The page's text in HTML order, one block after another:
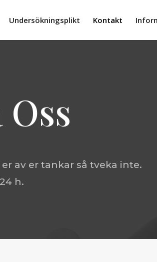
Undersökningsplikt Kontakt
av er tankar så tveka inte.
h.